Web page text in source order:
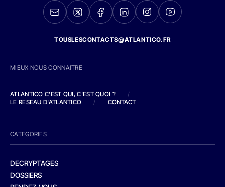
TOUSLESCONTACTS@ATLANTICO.FR
MIEUX NOUS CONNAITRE
ATLANTICO C'EST QUI, C'EST QUOI ?
/
LE RESEAU D'ATLANTICO
/ CONTACT
CATEGORIES
DECRYPTAGES
DOSSIERS